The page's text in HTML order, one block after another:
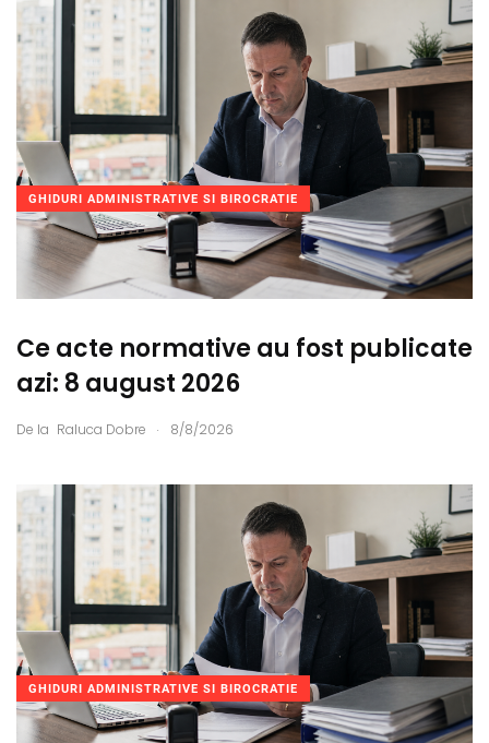
GHIDURI ADMINISTRATIVE SI BIROCRATIE
Ce acte normative au fost publicate
azi: 8 august 2026
De la Raluca Dobre . 8/8/2026
GHIDURI ADMINISTRATIVE SI BIROCRATIE